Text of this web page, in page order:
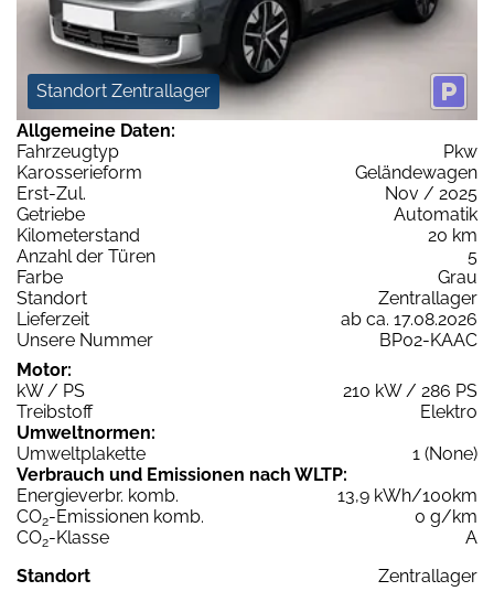
Standort Zentrallager
Allgemeine Daten:
Fahrzeugtyp
Pkw
Karosserieform
Geländewagen
Erst-Zul.
Nov / 2025
Getriebe
Automatik
Kilometerstand
20 km
Anzahl der Türen
5
Farbe
Grau
Standort
Zentrallager
Lieferzeit
ab ca. 17.08.2026
Unsere Nummer
BP02-KAAC
Motor:
kW / PS
210 kW / 286 PS
Treibstoff
Elektro
Umweltnormen:
Umweltplakette
1 (None)
Verbrauch und Emissionen nach WLTP:
Energieverbr. komb.
13,9 kWh/100km
CO2-Emissionen komb.
0 g/km
CO2-Klasse
A
Standort
Zentrallager